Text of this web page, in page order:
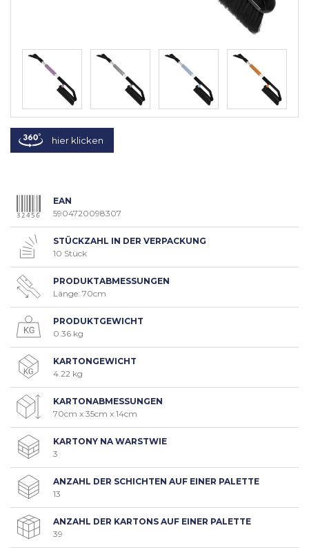
EAN
5904720098307
STÜCKZAHL IN DER VERPACKUNG
10 Stück
PRODUKTABMESSUNGEN
Länge: 70cm
PRODUKTGEWICHT
0.36 kg
KARTONGEWICHT
4.22 kg
KARTONABMESSUNGEN
70cm x 35cm x 14cm
KARTONY NA WARSTWIE
3
ANZAHL DER SCHICHTEN AUF EINER PALETTE
13
ANZAHL DER KARTONS AUF EINER PALETTE
39
hier klicken